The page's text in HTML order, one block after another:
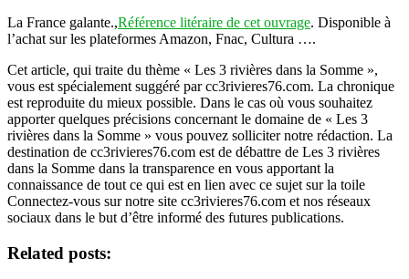
La France galante.,Référence litéraire de cet ouvrage. Disponible à
l’achat sur les plateformes Amazon, Fnac, Cultura ….
Cet article, qui traite du thème « Les 3 rivières dans la Somme »,
vous est spécialement suggéré par cc3rivieres76.com. La chronique
est reproduite du mieux possible. Dans le cas où vous souhaitez
apporter quelques précisions concernant le domaine de « Les 3
rivières dans la Somme » vous pouvez solliciter notre rédaction. La
destination de cc3rivieres76.com est de débattre de Les 3 rivières
dans la Somme dans la transparence en vous apportant la
connaissance de tout ce qui est en lien avec ce sujet sur la toile
Connectez-vous sur notre site cc3rivieres76.com et nos réseaux
sociaux dans le but d’être informé des futures publications.
Related posts: